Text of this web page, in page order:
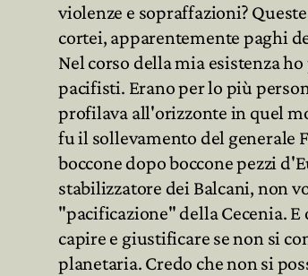
violenze e sopraffazioni?
cortei, apparentemente paghi
Nel corso della mia esistenza
pacifisti. Erano per lo più
profilava all'orizzonte in quel
fu il sollevamento del generale
boccone dopo boccone pezzi
stabilizzatore dei Balcani, non
"pacificazione" della Cecenia.
capire e giustificare se non si
planetaria. Credo che non si